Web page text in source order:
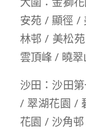
安苑 / 顯徑 /
林邨 / 美松
雲頂峰 / 曉
沙田：沙田
/ 翠湖花園 /
花園 / 沙角